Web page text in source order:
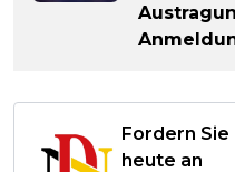
Fordern
heute an